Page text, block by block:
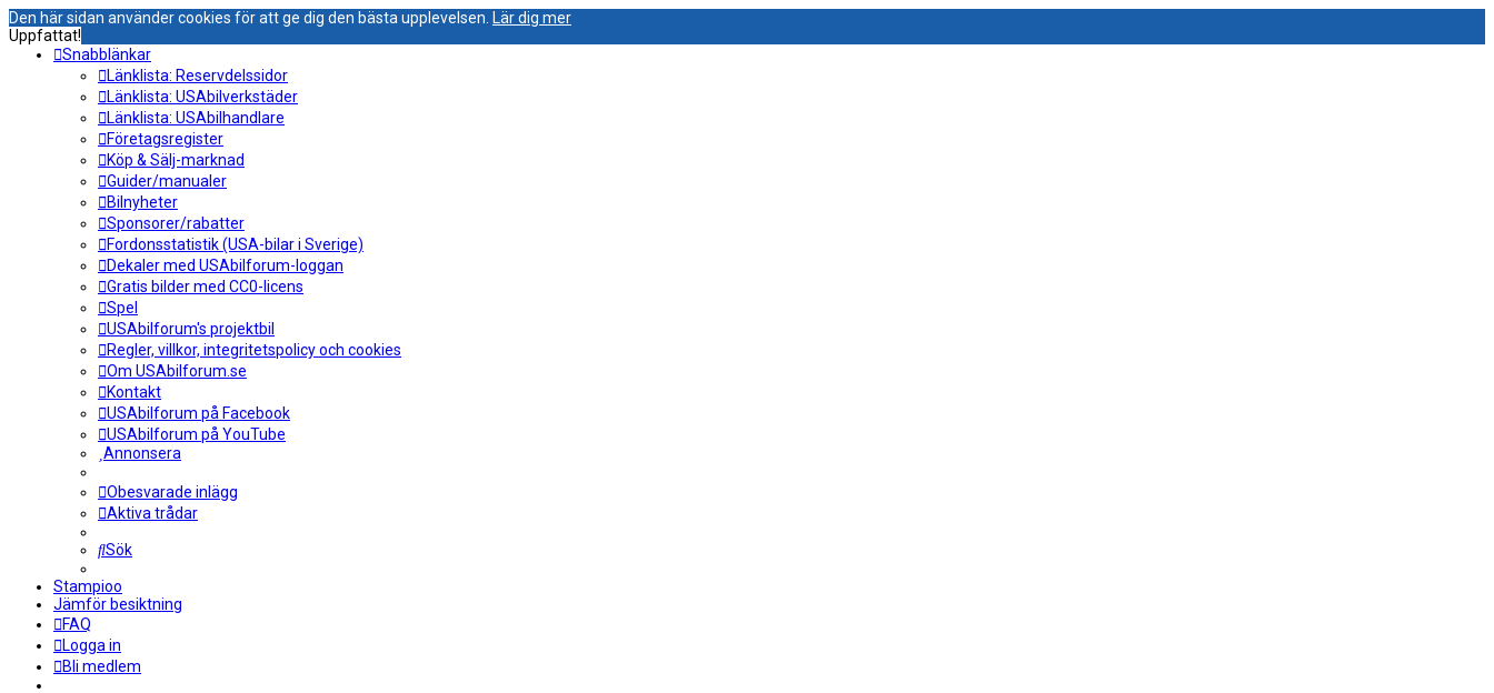
Den här sidan använder cookies för att ge dig den bästa upplevelsen. Lär dig mer
Uppfattat!
Snabblänkar
Länklista: Reservdelssidor
Länklista: USAbilverkstäder
Länklista: USAbilhandlare
Företagsregister
Köp & Sälj-marknad
Guider/manualer
Bilnyheter
Sponsorer/rabatter
Fordonsstatistik (USA-bilar i Sverige)
Dekaler med USAbilforum-loggan
Gratis bilder med CC0-licens
Spel
USAbilforum's projektbil
Regler, villkor, integritetspolicy och cookies
Om USAbilforum.se
Kontakt
USAbilforum på Facebook
USAbilforum på YouTube
Annonsera
Obesvarade inlägg
Aktiva trådar
Sök
Stampioo
Jämför besiktning
FAQ
Logga in
Bli medlem